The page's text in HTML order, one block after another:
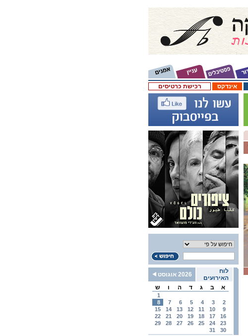
רכישת כרטיסים אינדקס
לוח
האירועים
2026 אוגוסט
א
ב ג ד ה ו ש
1
2
3
4
5
6
7
8
9
10
11
12
13
14
15
16
17
18
19
20
21
22
23
24
25
26
27
28
29
30
31